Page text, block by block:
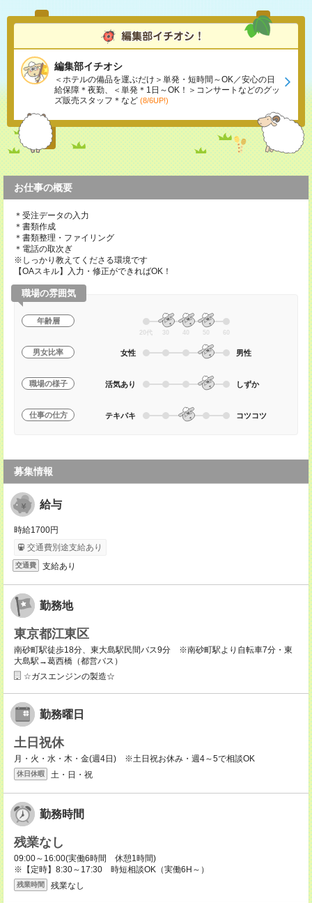
編集部イチオシ
＜ホテルの備品を運ぶだけ＞単発・短時間～OK／安心の日
給保障＊夜勤、＜単発＊1日～OK！＞コンサートなどのグッ
ズ販売スタッフ＊など (8/6UP!)
お仕事の概要
＊受注データの入力
＊書類作成
＊書類整理・ファイリング
＊電話の取次ぎ
※しっかり教えてくださる環境です
【OAスキル】入力・修正ができればOK！
職場の雰囲気
年齢層
20代 30 40 50 60
男女比率 女性 男性
職場の様子 活気あり しずか
仕事の仕方 テキパキ コツコツ
募集情報
給与
時給1700円
交通費別途支給あり
交通費 支給あり
勤務地
東京都江東区
南砂町駅徒歩18分、東大島駅民間バス9分 ※南砂町駅より自転車7分・東
大島駅→葛西橋（都営バス）
☆ガスエンジンの製造☆
勤務曜日
土日祝休
月・火・水・木・金(週4日) ※土日祝お休み・週4～5で相談OK
休日休暇 土・日・祝
勤務時間
残業なし
09:00～16:00(実働6時間 休憩1時間)
※【定時】8:30～17:30 時短相談OK（実働6H～）
残業時間 残業なし